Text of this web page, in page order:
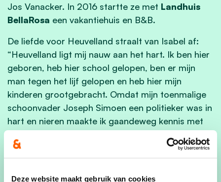
Deze website maakt gebruik van cookies
Jos Vanacker. In 2016 startte ze met Landhuis
BellaRosa een vakantiehuis en B&B.
De liefde voor Heuvelland straalt van Isabel af:
“Heuvelland ligt mij nauw aan het hart. Ik ben hier
geboren, heb hier school gelopen, ben er mijn
man tegen het lijf gelopen en heb hier mijn
kinderen grootgebracht. Omdat mijn toenmalige
schoonvader Joseph Simoen een politieker was in
hart en nieren maakte ik gaandeweg kennis met
de lokale politiek”, zegt Isabel.
“Voor mij gaat lokale politiek over menselijk